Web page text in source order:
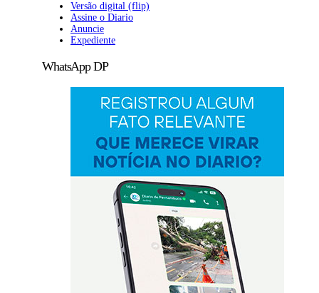
Versão digital (flip)
Assine o Diario
Anuncie
Expediente
WhatsApp DP